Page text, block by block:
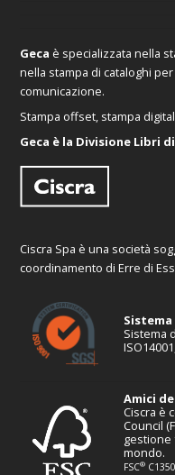
Geca è specializzata nella
nella stampa di cataloghi
comunicazione.
Stampa offset, stampa
Geca è la Divisione Libri di
Ciscra Spa è una società
coordinamento di Erre di
Sistema
Amici
Ciscra è
Council
mondo.
FSC®